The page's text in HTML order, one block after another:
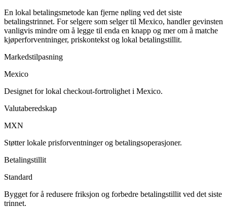
En lokal betalingsmetode kan fjerne nøling ved det siste
betalingstrinnet. For selgere som selger til Mexico, handler gevinsten
vanligvis mindre om å legge til enda en knapp og mer om å matche
kjøperforventninger, priskontekst og lokal betalingstillit.
Markedstilpasning
Mexico
Designet for lokal checkout-fortrolighet i Mexico.
Valutaberedskap
MXN
Støtter lokale prisforventninger og betalingsoperasjoner.
Betalingstillit
Standard
Bygget for å redusere friksjon og forbedre betalingstillit ved det siste
trinnet.